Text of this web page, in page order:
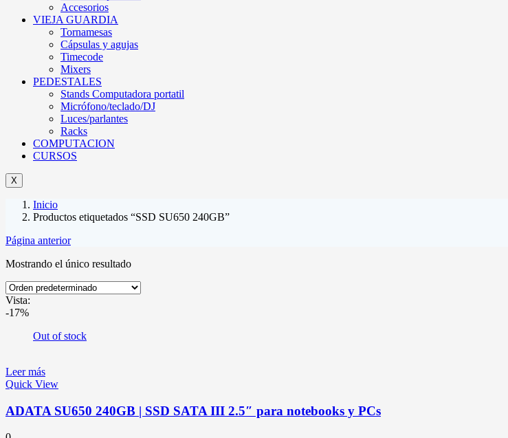
Accesorios
VIEJA GUARDIA
Tornamesas
Cápsulas y agujas
Timecode
Mixers
PEDESTALES
Stands Computadora portatil
Micrófono/teclado/DJ
Luces/parlantes
Racks
COMPUTACION
CURSOS
X
Inicio
Productos etiquetados “SSD SU650 240GB”
Página anterior
Mostrando el único resultado
Vista:
-17%
Out of stock
Leer más
Quick View
ADATA SU650 240GB | SSD SATA III 2.5″ para notebooks y PCs